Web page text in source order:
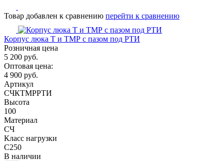
Товар добавлен к сравнению перейти к сравнению
Корпус люка Т и ТМР с пазом под РТИ
Розничная цена
5 200 руб.
Оптовая цена:
4 900 руб.
Артикул
СЧКТМРРТИ
Высота
100
Материал
СЧ
Класс нагрузки
C250
В наличии